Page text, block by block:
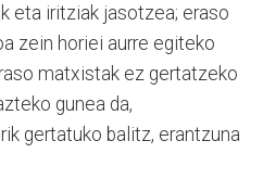
eta iritziak jasotzea; eraso
zein horiei aurre egiteko
matxistak ez gertatzeko
gunea da,
gertatuko balitz, erantzuna